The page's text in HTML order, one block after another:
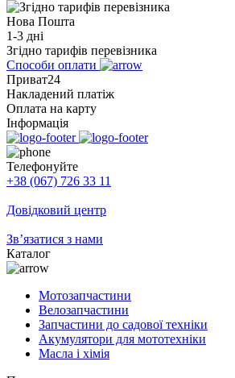
Нова Пошта
1-3 дні
Згідно тарифів перевізника
Способи оплати
Приват24
Накладений платіж
Оплата на карту
Інформація
Телефонуйте
+38 (067) 726 33 11
Довідковий центр
Зв’язатися з нами
Каталог
Мотозапчастини
Велозапчастини
Запчастини до садової техніки
Акумулятори для мототехніки
Масла і хімія